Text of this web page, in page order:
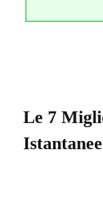
Le 7
Istantanee